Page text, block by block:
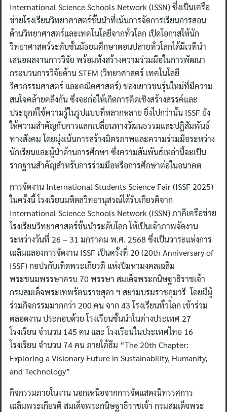
International Science Schools Network (ISSN) ซึ่งเป็นเครือ
ข่ายโรงเรียนวิทยาศาสตร์ชั้นนำที่เน้นการจัดการเรียนการสอน
ด้านวิทยาศาสตร์และเทคโนโลยีจากทั่วโลก เปิดโอกาสให้นัก
วิทยาศาสตร์ระดับชั้นมัธยมศึกษาตอนปลายทั่วโลกได้มีเวทีนำ
เสนอผลงานการวิจัย พร้อมทั้งสร้างความร่วมมือในการพัฒนา
กระบวนการวิจัยด้าน STEM (วิทยาศาสตร์ เทคโนโลยี
วิศวกรรมศาสตร์ และคณิตศาสตร์) ของเยาวชนรุ่นใหม่ที่มีความ
สนใจคล้ายคลึงกัน ซึ่งจะก่อให้เกิดการคิดเชิงสร้างสรรค์และ
ประยุกต์ใช้ความรู้ในรูปแบบที่หลากหลาย ยิ่งไปกว่านั้น ISSF ยัง
ให้ความสำคัญกับการแลกเปลี่ยนทางวัฒนธรรมและปฏิสัมพันธ์
ทางสังคม โดยมุ่งเน้นการสร้างมิตรภาพและความร่วมมือระหว่าง
นักเรียนและผู้นำด้านการศึกษา ซึ่งความสัมพันธ์เหล่านี้จะเป็น
รากฐานสำคัญสำหรับการร่วมมือหรือการศึกษาต่อในอนาคต
การจัดงาน International Students Science Fair (ISSF 2025)
ในครั้งนี้ โรงเรียนมหิดลวิทยานุสรณ์ได้รับเกียรติจาก
International Science Schools Network (ISSN) ภาคีเครือข่าย
โรงเรียนวิทยาศาสตร์ชั้นนำระดับโลก ให้เป็นเจ้าภาพจัดงาน
ระหว่างวันที่ 26 – 31 มกราคม พ.ศ. 2568 ซึ่งเป็นวาระแห่งการ
เฉลิมฉลองการจัดงาน ISSF เป็นครั้งที่ 20 (20th Anniversary of
ISSF) กอปรกับเทิดพระเกียรติ แห่งปีมหามงคลเฉลิม
พระชนมพรรษาครบ 70 พรรษา สมเด็จพระกนิษฐาธิราชเจ้า
กรมสมเด็จพระเทพรัตนราชสุดา ฯ สยามบรมราชกุมารี โดยมีผู้
ร่วมกิจกรรมมากกว่า 200 คน จาก 43 โรงเรียนทั่วโลก เข้าร่วม
ตลอดงาน ประกอบด้วย โรงเรียนชั้นนำในต่างประเทศ 27
โรงเรียน จำนวน 145 คน และ โรงเรียนในประเทศไทย 16
โรงเรียน จำนวน 74 คน ภายใต้ธีม “The 20th Chapter:
Exploring a Visionary Future in Sustainability, Humanity,
and Technology”
กิจกรรมภายในงาน นอกเหนือจากการจัดแสดงนิทรรศการ
เฉลิมพระเกียรติ สมเด็จพระกนิษฐาธิราชเจ้า กรมสมเด็จพระ